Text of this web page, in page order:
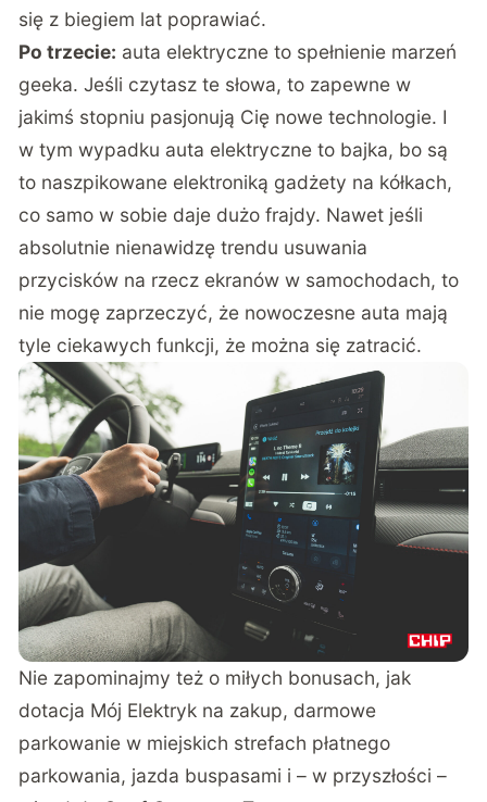
się z biegiem lat poprawiać.
Po trzecie: auta elektryczne to spełnienie marzeń
geeka. Jeśli czytasz te słowa, to zapewne w
jakimś stopniu pasjonują Cię nowe technologie. I
w tym wypadku auta elektryczne to bajka, bo są
to naszpikowane elektroniką gadżety na kółkach,
co samo w sobie daje dużo frajdy. Nawet jeśli
absolutnie nienawidzę trendu usuwania
przycisków na rzecz ekranów w samochodach, to
nie mogę zaprzeczyć, że nowoczesne auta mają
tyle ciekawych funkcji, że można się zatracić.
Nie zapominajmy też o miłych bonusach, jak
dotacja Mój Elektryk na zakup, darmowe
parkowanie w miejskich strefach płatnego
parkowania, jazda buspasami i – w przyszłości –